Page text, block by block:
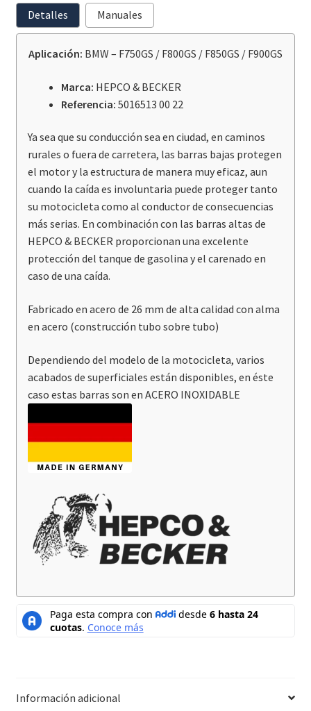
BMW
F750GS
F800GS
Detalles Manuales
Aplicación: BMW – F750GS / F800GS / F850GS / F900GS
Marca: HEPCO & BECKER
Referencia: 5016513 00 22
Ya sea que su conducción sea en ciudad, en caminos
rurales o fuera de carretera, las barras bajas protegen
el motor y la estructura de manera muy eficaz, aun
cuando la caída es involuntaria puede proteger tanto
su motocicleta como al conductor de consecuencias
más serias. En combinación con las barras altas de
HEPCO & BECKER proporcionan una excelente
protección del tanque de gasolina y el carenado en
caso de una caída.
Fabricado en acero de 26 mm de alta calidad con alma
en acero (construcción tubo sobre tubo)
Dependiendo del modelo de la motocicleta, varios
acabados de superficiales están disponibles, en éste
caso estas barras son en ACERO INOXIDABLE
Información adicional